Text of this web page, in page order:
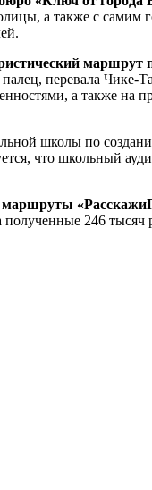
а также с самим
маршрут
перевала Чике-
а также на
школы по
что школьный
маршруты
246